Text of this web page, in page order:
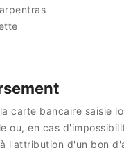
carte bancaire saisie
ou, en cas
l'attribution d'un bon